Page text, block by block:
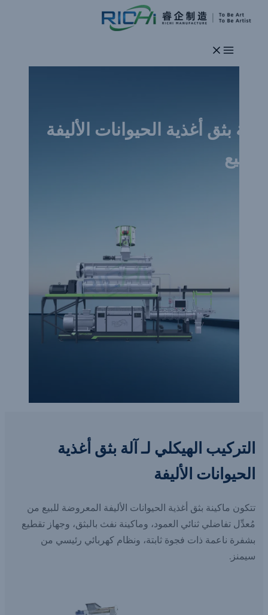
تخطي
إلى
آلة بثق أغذية الحيوانات الأليفة
للبيع
التركيب الهيكلي لـآلة بثق أغذية
الحيوانات الأليفة
تتكون ماكينة بثق أغذية الحيوانات الأليفة المعروضة للبيع من
مُعدِّل تفاضلي ثنائي العمود، وماكينة نفث بالبثق، وجهاز تقطيع
بشفرة ناعمة ذات فجوة ثابتة، ونظام كهربائي رئيسي من
سيمنز.